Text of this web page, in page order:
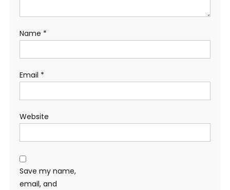
Name *
Email *
Website
Save my name,
email, and